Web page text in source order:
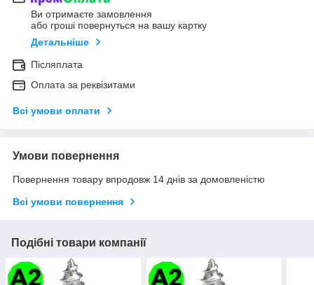
Ви отримаєте замовлення
або гроші повернуться на вашу картку
Детальніше
Післяплата
Оплата за реквізитами
Всі умови оплати
Умови повернення
Повернення товару впродовж 14 днів за домовленістю
Всі умови повернення
Подібні товари компанії